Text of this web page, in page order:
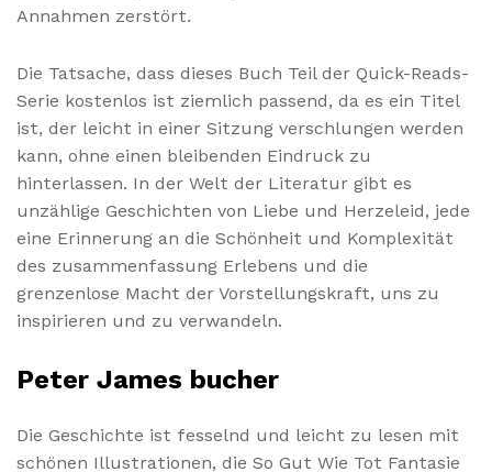
Annahmen zerstört.
Die Tatsache, dass dieses Buch Teil der Quick-Reads-
Serie kostenlos ist ziemlich passend, da es ein Titel
ist, der leicht in einer Sitzung verschlungen werden
kann, ohne einen bleibenden Eindruck zu
hinterlassen. In der Welt der Literatur gibt es
unzählige Geschichten von Liebe und Herzeleid, jede
eine Erinnerung an die Schönheit und Komplexität
des zusammenfassung Erlebens und die
grenzenlose Macht der Vorstellungskraft, uns zu
inspirieren und zu verwandeln.
Peter James bucher
Die Geschichte ist fesselnd und leicht zu lesen mit
schönen Illustrationen, die So Gut Wie Tot Fantasie